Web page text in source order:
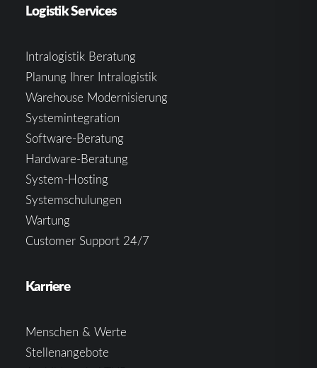
Logistik Services
Intralogistik Beratung
Planung Ihrer Intralogistik
Warehouse Modernisierung
Systemintegration
Software-Beratung
Hardware-Beratung
System-Hosting
Systemschulungen
Wartung
Customer Support 24/7
Karriere
Menschen & Werte
Stellenangebote